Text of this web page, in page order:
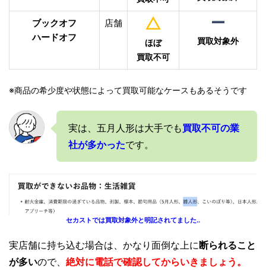
ブックオフ
ハードオフ
店舗
ほぼ
買取不可
買取対象外
※商品の希少度や状態によって買取可能なケースもあるそうです
実は、五月人形は大手でも買取不可の業
社が多かったです。
セカストでは買取対象外と明記されてました..
実店舗に持ち込む場合は、かなり面倒な上に断られること
が多いので、 絶対に電話で確認してからいきましょう。